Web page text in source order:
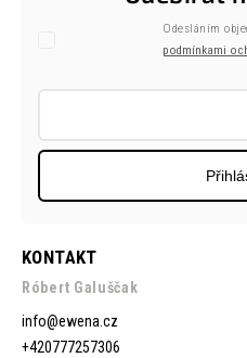
KONTAKT
Róbert Galuščak
info@ewena.cz
+420777257306
Odesláním
podmínkami